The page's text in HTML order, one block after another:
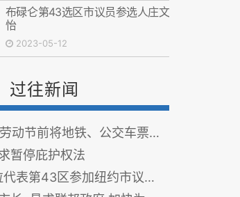
布碌仑第43选区市议员参选人庄文
怡
2023-05-12
过往新闻
前将地铁、公交车票价提高到2.9美元
暂停庇护权法
第43区参加纽约市议会选举